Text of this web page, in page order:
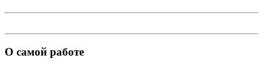
О самой работе